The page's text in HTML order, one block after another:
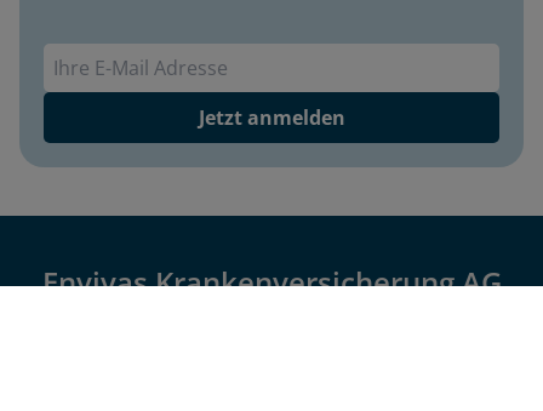
Jetzt anmelden
Envivas Krankenversicherung AG